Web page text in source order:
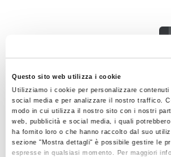
Questo sito web utilizza i cookie
Utilizziamo i cookie per personalizzare
social media e per analizzare il nostro traffico.
modo in cui utilizza il nostro sito con i nostri
web, pubblicità e social media, i quali
ha fornito loro o che hanno raccolto dal suo
sezione "Mostra dettagli" è possibile gestire le
espresse in qualsiasi momento. Per maggiori
50 cm
Altezza
84,2 cm
Profondità
9,5 cm
Installazione